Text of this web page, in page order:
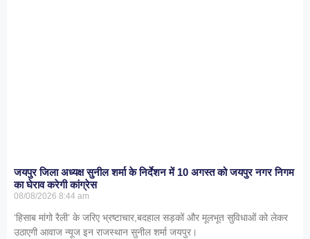
जयपुर जिला अध्यक्ष सुनील शर्मा के निर्देशन में 10 अगस्त को जयपुर नगर निगम
का घेराव करेगी कांग्रेस
08/08/2026 8:44 am
‘हिसाब मांगो रैली’ के जरिए भ्रष्टाचार,बदहाल सड़कों और मूलभूत सुविधाओं को लेकर
उठाएगी आवाज न्यूज इन राजस्थान सुनील शर्मा जयपुर।